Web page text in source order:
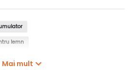
lemn
Mai mult